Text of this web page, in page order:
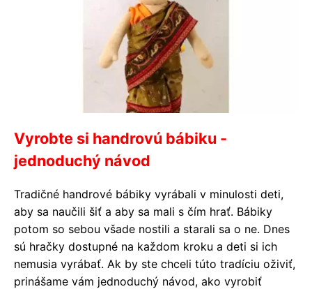
Vyrobte si handrovú bábiku -
jednoduchý návod
Tradičné handrové bábiky vyrábali v minulosti deti,
aby sa naučili šiť a aby sa mali s čím hrať. Bábiky
potom so sebou všade nostili a starali sa o ne. Dnes
sú hračky dostupné na každom kroku a deti si ich
nemusia vyrábať. Ak by ste chceli túto tradíciu oživiť,
prinášame vám jednoduchý návod, ako vyrobiť